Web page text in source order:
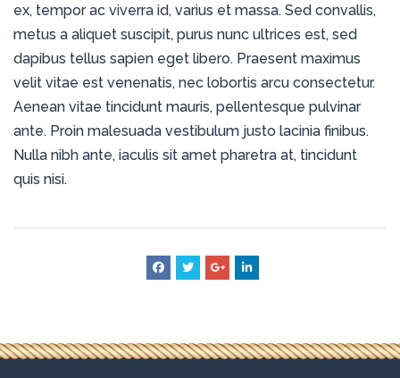
ex, tempor ac viverra id, varius et massa. Sed convallis,
metus a aliquet suscipit, purus nunc ultrices est, sed
dapibus tellus sapien eget libero. Praesent maximus
velit vitae est venenatis, nec lobortis arcu consectetur.
Aenean vitae tincidunt mauris, pellentesque pulvinar
ante. Proin malesuada vestibulum justo lacinia finibus.
Nulla nibh ante, iaculis sit amet pharetra at, tincidunt
quis nisi.